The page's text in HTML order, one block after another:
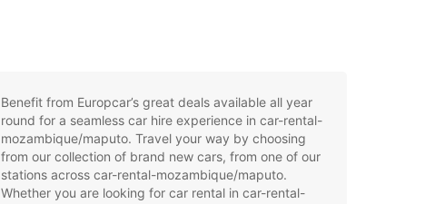
Benefit from Europcar’s great deals available all year
round for a seamless car hire experience in car-rental-
mozambique/maputo. Travel your way by choosing
from our collection of brand new cars, from one of our
stations across car-rental-mozambique/maputo.
Whether you are looking for car rental in car-rental-